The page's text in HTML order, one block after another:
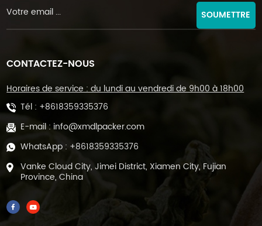
SOUMETTRE
CONTACTEZ-NOUS
Horaires de service : du lundi au vendredi de 9h00 à 18h00
Tél : +8618359335376
E-mail : info@xmdlpacker.com
WhatsApp : +8618359335376
Vanke Cloud City, Jimei District, Xiamen City, Fujian
Province, China